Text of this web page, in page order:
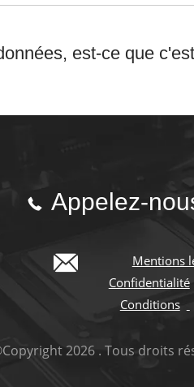
est-ce que
Appelez-
Mentions
Confidentialité
Conditions
2026 . Tous droits